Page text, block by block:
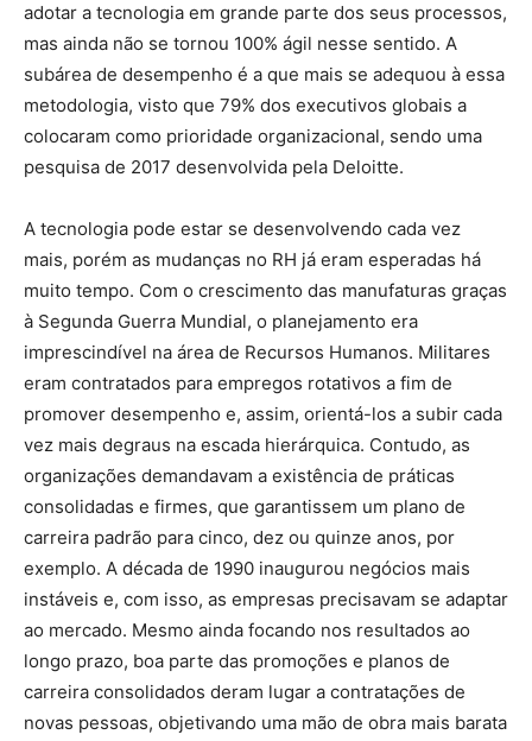
adotar a tecnologia em grande parte dos seus processos,
mas ainda não se tornou 100% ágil nesse sentido. A
subárea de desempenho é a que mais se adequou à essa
metodologia, visto que 79% dos executivos globais a
colocaram como prioridade organizacional, sendo uma
pesquisa de 2017 desenvolvida pela Deloitte.
A tecnologia pode estar se desenvolvendo cada vez
mais, porém as mudanças no RH já eram esperadas há
muito tempo. Com o crescimento das manufaturas graças
à Segunda Guerra Mundial, o planejamento era
imprescindível na área de Recursos Humanos. Militares
eram contratados para empregos rotativos a fim de
promover desempenho e, assim, orientá-los a subir cada
vez mais degraus na escada hierárquica. Contudo, as
organizações demandavam a existência de práticas
consolidadas e firmes, que garantissem um plano de
carreira padrão para cinco, dez ou quinze anos, por
exemplo. A década de 1990 inaugurou negócios mais
instáveis e, com isso, as empresas precisavam se adaptar
ao mercado. Mesmo ainda focando nos resultados ao
longo prazo, boa parte das promoções e planos de
carreira consolidados deram lugar a contratações de
novas pessoas, objetivando uma mão de obra mais barata